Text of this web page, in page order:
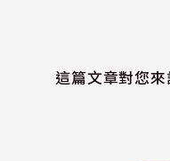
這篇文章對您來